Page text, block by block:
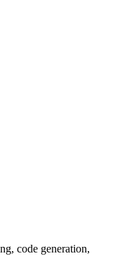
code generation,